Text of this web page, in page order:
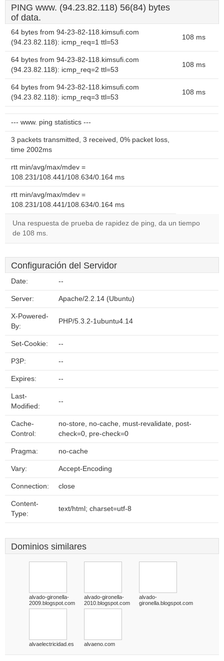
PING www. (94.23.82.118) 56(84) bytes
of data.
64 bytes from 94-23-82-118.kimsufi.com
(94.23.82.118): icmp_req=1 ttl=53
108 ms
64 bytes from 94-23-82-118.kimsufi.com
(94.23.82.118): icmp_req=2 ttl=53
108 ms
64 bytes from 94-23-82-118.kimsufi.com
(94.23.82.118): icmp_req=3 ttl=53
108 ms
--- www. ping statistics ---
3 packets transmitted, 3 received, 0% packet loss,
time 2002ms
rtt min/avg/max/mdev =
108.231/108.441/108.634/0.164 ms
rtt min/avg/max/mdev =
108.231/108.441/108.634/0.164 ms
Una respuesta de prueba de rapidez de ping, da un tiempo
de 108 ms.
Configuración del Servidor
Date: --
Server: Apache/2.2.14 (Ubuntu)
X-Powered-
By:
PHP/5.3.2-1ubuntu4.14
Set-Cookie: --
P3P: --
Expires: --
Last-
Modified:
--
Cache-
Control:
no-store, no-cache, must-revalidate, post-
check=0, pre-check=0
Pragma: no-cache
Vary: Accept-Encoding
Connection: close
Content-
Type:
text/html; charset=utf-8
Dominios similares
alvado-gironella-
2009.blogspot.com
alvado-gironella-
2010.blogspot.com
alvado-
gironella.blogspot.com
alvaelectricidad.es alvaeno.com